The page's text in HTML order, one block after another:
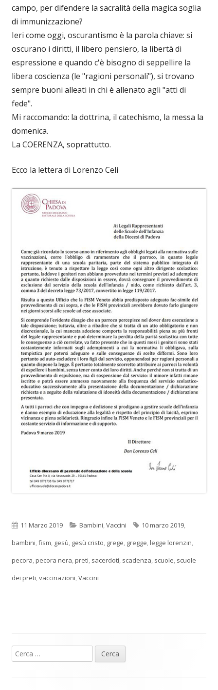
campo, per difendere la sacralità della magica soglia
di immunizzazione?
Ieri come oggi, oscurantismo è la parola chiave: si
oscurano i diritti, il libero pensiero, la libertà di
espressione e quando c'è bisogno di seppellire la
libera coscienza (le "ragioni personali"), si trovano
sempre buoni alleati in chi è allenato agli "atti di
fede".
Mi raccomando: la dottrina, il catechismo, la messa la
domenica.
La COERENZA, soprattutto.
Ecco la lettera di Lorenzo Celi
Pubblicato
11 Marzo 2019 Categorie
Bambini,Vaccini Tag
10 marzo 2019,
bambini,fism, gesù, gesù cristo, grege, gregge,legge lorenzin,
pecora,pecora nera,preti, sacerdoti, scadenza, scuole, scuole
dei preti,vaccinazioni,Vaccini
Barra
laterale
Ricerca
per: